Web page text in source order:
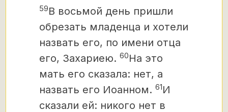
59В восьмой день пришли
обрезать младенца и хотели
назвать его, по имени отца
его, Захариею. 60На это
мать его сказала: нет, а
назвать его Иоанном. 61И
сказали ей: никого нет в